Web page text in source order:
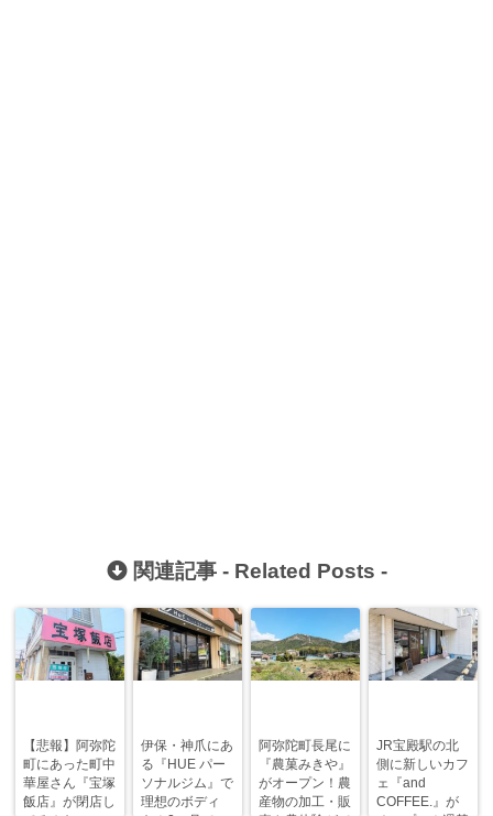
関連記事 - Related Posts -
【悲報】阿弥陀
町にあった町中
華屋さん『宝塚
飯店』が閉店し
伊保・神爪にあ
る『HUE パー
ソナルジム』で
理想のボディ
阿弥陀町長尾に
『農菓みきや』
がオープン！農
産物の加工・販
JR宝殿駅の北
側に新しいカフ
ェ『and
COFFEE.』が